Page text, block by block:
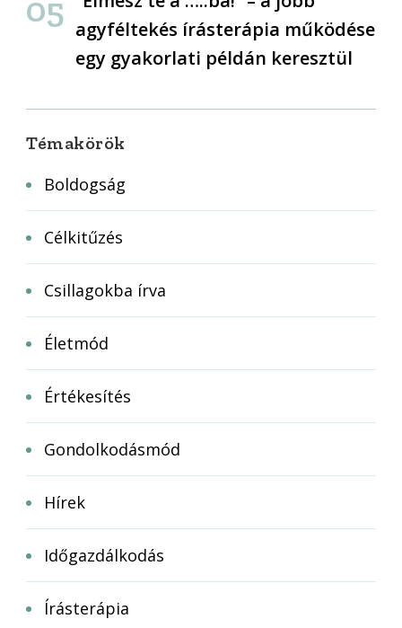
agyféltekés írásterápia működése
egy gyakorlati példán keresztül
Témakörök
Boldogság
Célkitűzés
Csillagokba írva
Életmód
Értékesítés
Gondolkodásmód
Hírek
Időgazdálkodás
Írásterápia